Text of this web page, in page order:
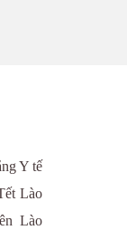
Y tế
Lào
Lào